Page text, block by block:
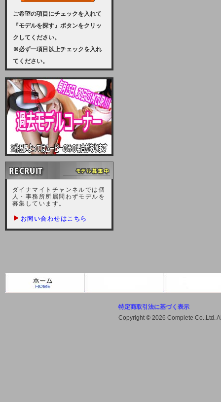
【サーバーメンテナンス実施のお知
らせ】
2023年 9月10日（日曜日）午前8：
サーバーメンテナンスを実施いたし
ます。その為、アクセスはできませ
ますが、ご理解の程を宜しくお願い
致します。
2022-09-01 (木)
【サーバーメンテナンスのお知ら
せ】
9月10日（土曜日）AM6：00から
AM8：00（予定）サーバーメンテ
ナンスを致します。ご迷惑をおかけ
しますが、宜しくお願い致します。
2021-10-22 (金)
2021/10/7に起きました地震によ
不安定な状況もあります。会員様に
は、ご不便をお掛けしますが宜しく
ご希望の項目にチェックを入れて
『モデルを探す』ボタンをクリッ
クしてください。
※必ず一項目以上チェックを入れ
てください。
ダイナマイトチャンネルでは個
人・事務所所属問わずモデルを
募集しています。
お問い合わせはこちら
特定商取引法に基づく表示
Copyright © 2026 Complete Co..Ltd.